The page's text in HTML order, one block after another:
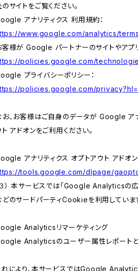
のサイトをご覧ください。
アナリティクス 利用規約：
www.google.com/analytics/
客様が Google パートナーのサイトやア
policies.google.com/
プライバシーポリシー：
policies.google.com/
お、お客様はご自身のデータが Google ア
ト アドオンをご利用ください。
アナリティクス オプトアウト アドオン
tools.google.com/dlpage/
３） 本サービスでは「Google Analytics
どのサードパーティCookieを利用していま
Analyticsリマーケティング
Analyticsのユーザー属性レポートと
れにより、本サービスではGoogle